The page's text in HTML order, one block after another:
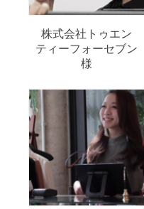
株式会社トゥエン
ティーフォーセブン
様